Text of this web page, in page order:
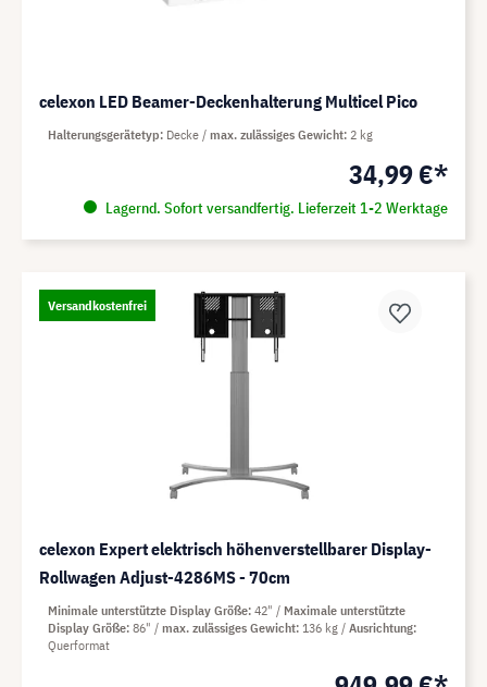
celexon LED Beamer-Deckenhalterung Multicel Pico
34,99 €*
Lagernd. Sofort versandfertig. Lieferzeit 1-2 Werktage
Halterungsgerätetyp Decke max. zulässiges Gewicht 2 kg
Versandkostenfrei
celexon Expert elektrisch höhenverstellbarer Display-
Rollwagen Adjust-4286MS - 70cm
Minimale unterstützte Display Größe 42"
Maximale unterstützte
Display Größe 86" max. zulässiges Gewicht 136 kg
Ausrichtung
Querformat